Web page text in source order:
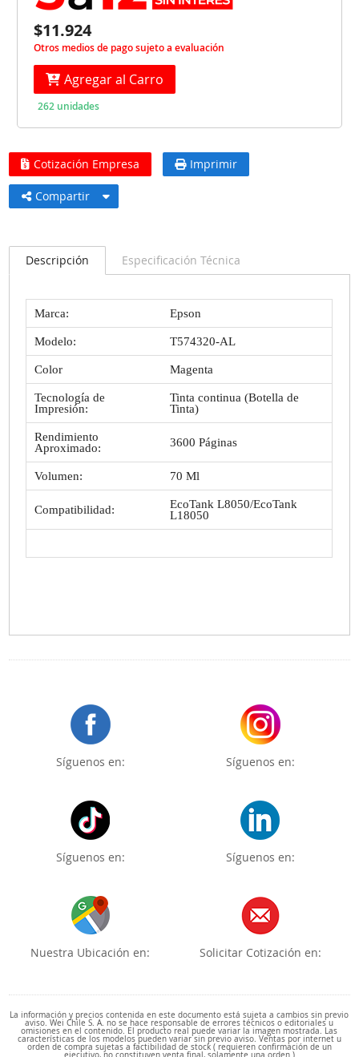
$11.924
Otros medios de pago sujeto a evaluación
Agregar al Carro
262 unidades
Cotización Empresa Imprimir
Compartir
Descripción Especificación Técnica
Marca: Epson
Modelo: T574320-AL
Color Magenta
Tecnología de
Impresión:
Tinta continua (Botella de
Tinta)
Rendimiento
Aproximado:
3600 Páginas
Volumen: 70 Ml
Compatibilidad:
EcoTank L8050/EcoTank
L18050
Síguenos en: Síguenos en:
Síguenos en: Síguenos en:
Nuestra Ubicación en: Solicitar Cotización en:
La información y precios contenida en este documento está sujeta a cambios sin previo
aviso. Wei Chile S. A. no se hace responsable de errores técnicos o editoriales u
omisiones en el contenido. El producto real puede variar la imagen mostrada. Las
características de los modelos pueden variar sin previo aviso. Ventas por internet u
orden de compra sujetas a factibilidad de stock ( requieren confirmación de un
ejecutivo, no constituyen venta final, solamente una orden )